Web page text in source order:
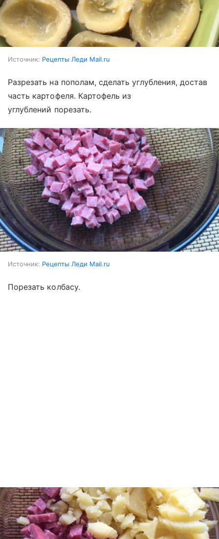
Источник: Рецепты Леди Mail.ru
Разрезать на пополам, сделать углубления, достав
часть картофеля. Картофель из
углублений порезать.
Источник: Рецепты Леди Mail.ru
Порезать колбасу.